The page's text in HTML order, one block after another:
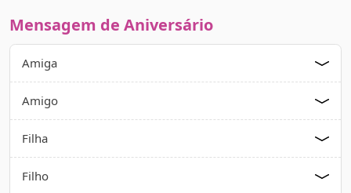
Mensagem de Aniversário
Amiga
Amigo
Filha
Filho